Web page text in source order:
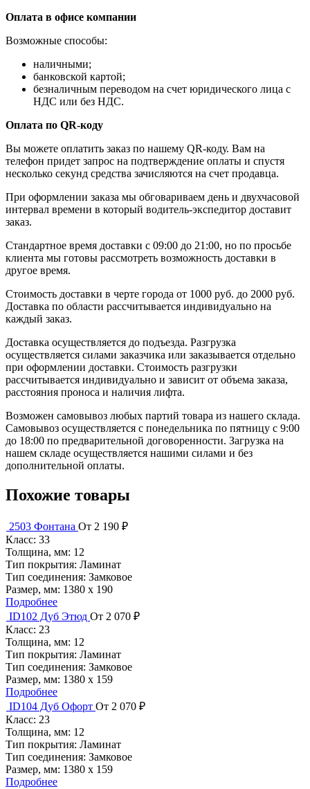
Оплата в офисе компании
Возможные способы:
наличными;
банковской картой;
безналичным переводом на счет юридического лица с
НДС или без НДС.
Оплата по QR-коду
Вы можете оплатить заказ по нашему QR-коду. Вам на
телефон придет запрос на подтверждение оплаты и спустя
несколько секунд средства зачисляются на счет продавца.
При оформлении заказа мы обговариваем день и двухчасовой
интервал времени в который водитель-экспедитор доставит
заказ.
Стандартное время доставки с 09:00 до 21:00, но по просьбе
клиента мы готовы рассмотреть возможность доставки в
другое время.
Стоимость доставки в черте города от 1000 руб. до 2000 руб.
Доставка по области рассчитывается индивидуально на
каждый заказ.
Доставка осуществляется до подъезда. Разгрузка
осуществляется силами заказчика или заказывается отдельно
при оформлении доставки. Стоимость разгрузки
рассчитывается индивидуально и зависит от объема заказа,
расстояния проноса и наличия лифта.
Возможен самовывоз любых партий товара из нашего склада.
Самовывоз осуществляется с понедельника по пятницу с 9:00
до 18:00 по предварительной договоренности. Загрузка на
нашем складе осуществляется нашими силами и без
дополнительной оплаты.
Похожие товары
2503 Фонтана От 2 190 ₽
Класс: 33
Толщина, мм: 12
Тип покрытия: Ламинат
Тип соединения: Замковое
Размер, мм: 1380 х 190
Подробнее
ID102 Дуб Этюд От 2 070 ₽
Класс: 23
Толщина, мм: 12
Тип покрытия: Ламинат
Тип соединения: Замковое
Размер, мм: 1380 х 159
Подробнее
ID104 Дуб Офорт От 2 070 ₽
Класс: 23
Толщина, мм: 12
Тип покрытия: Ламинат
Тип соединения: Замковое
Размер, мм: 1380 х 159
Подробнее